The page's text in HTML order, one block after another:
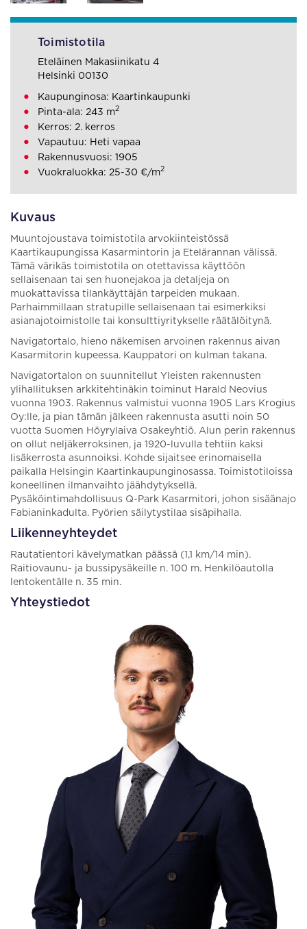
Kuvaus
Muuntojoustava toimistotila arvokiinteistössä
Kaartikaupungissa Kasarmintorin ja Etelärannan välissä.
Tämä värikäs toimistotila on otettavissa käyttöön
sellaisenaan tai sen huonejakoa ja detaljeja on
muokattavissa tilankäyttäjän tarpeiden mukaan.
Parhaimmillaan stratupille sellaisenaan tai esimerkiksi
asianajotoimistolle tai konsulttiyritykselle räätälöitynä.
Navigatortalo, hieno näkemisen arvoinen rakennus aivan
Kasarmitorin kupeessa. Kauppatori on kulman takana.
Navigatortalon on suunnitellut Yleisten rakennusten
ylihallituksen arkkitehtinäkin toiminut Harald Neovius
vuonna 1903. Rakennus valmistui vuonna 1905 Lars Krogius
Oy:lle, ja pian tämän jälkeen rakennusta asutti noin 50
vuotta Suomen Höyrylaiva Osakeyhtiö. Alun perin rakennus
on ollut neljäkerroksinen, ja 1920-luvulla tehtiin kaksi
lisäkerrosta asunnoiksi. Kohde sijaitsee erinomaisella
paikalla Helsingin Kaartinkaupunginosassa. Toimistotiloissa
koneellinen ilmanvaihto jäähdytyksellä.
Pysäköintimahdollisuus Q-Park Kasarmitori, johon sisäänajo
Fabianinkadulta. Pyörien säilytystilaa sisäpihalla.
Liikenneyhteydet
Rautatientori kävelymatkan päässä (1,1 km/14 min).
Raitiovaunu- ja bussipysäkeille n. 100 m. Henkilöautolla
lentokentälle n. 35 min.
Yhteystiedot
Toimistotila
Eteläinen Makasiinikatu 4
Helsinki 00130
Kaupunginosa: Kaartinkaupunki
Pinta-ala: 243 m2
Kerros: 2. kerros
Vapautuu: Heti vapaa
Rakennusvuosi: 1905
Vuokraluokka: 25-30 €/m2